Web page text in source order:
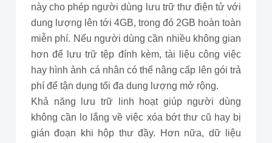
này cho phép người dùng lưu trữ thư điện tử với
dung lượng lên tới 4GB, trong đó 2GB hoàn toàn
miễn phí. Nếu người dùng cần nhiều không gian
hơn để lưu trữ tệp đính kèm, tài liệu công việc
hay hình ảnh cá nhân có thể nâng cấp lên gói trả
phí để tận dụng tối đa dung lượng mở rộng.
Khả năng lưu trữ linh hoạt giúp người dùng
không cần lo lắng về việc xóa bớt thư cũ hay bị
gián đoạn khi hộp thư đầy. Hơn nữa, dữ liệu